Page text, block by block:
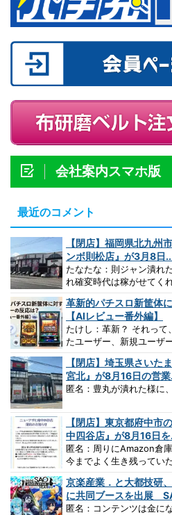
会社案内スマホ版
最近のコメント
【閉店】福岡県北九州
ンボ則松店』が3月8日
たなたな：則ジャン潰れ
れ確変時代は稼がせてく
革新的パチスロ新筐体
【AIレビュー番外編】
たけし：革新？ それっ
たユーザー、新規ユーザ
【閉店】埼玉県さいた
宮北』が8月16日の営業
匿名：豊丸が潰れた様に
【閉店】東京都府中市
中四谷店』が8月16日を
匿名：周りにAmazon倉
今までよく生き残ってい
京楽産業．と大都技研
に共同ブースを出展
匿名：コンテンツは金に